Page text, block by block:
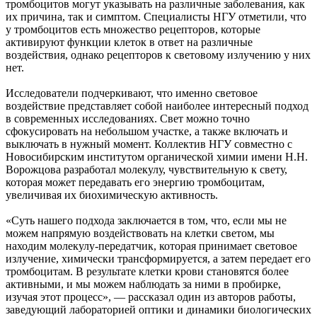
тромбоцитов могут указывать на различные заболевания, как
их причина, так и симптом. Специалисты НГУ отметили, что
у тромбоцитов есть множество рецепторов, которые
активируют функции клеток в ответ на различные
воздействия, однако рецепторов к световому излучению у них
нет.
Исследователи подчеркивают, что именно световое
воздействие представляет собой наиболее интересный подход
в современных исследованиях. Свет можно точно
сфокусировать на небольшом участке, а также включать и
выключать в нужный момент. Коллектив НГУ совместно с
Новосибирским институтом органической химии имени Н.Н.
Ворожцова разработал молекулу, чувствительную к свету,
которая может передавать его энергию тромбоцитам,
увеличивая их биохимическую активность.
«Суть нашего подхода заключается в том, что, если мы не
можем напрямую воздействовать на клетки светом, мы
находим молекулу-передатчик, которая принимает световое
излучение, химически трансформируется, а затем передает его
тромбоцитам. В результате клетки крови становятся более
активными, и мы можем наблюдать за ними в пробирке,
изучая этот процесс», — рассказал один из авторов работы,
заведующий лабораторией оптики и динамики биологических